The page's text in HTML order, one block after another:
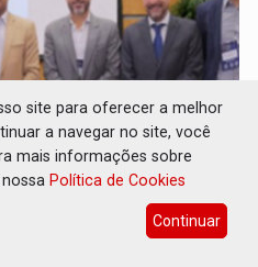
reúne candidatos ao
sobre
site para oferecer a melhor
a navegar no site, você
mais informações sobre
Política de Cookies
Continuar